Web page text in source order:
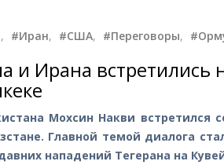
, #Иран, #США, #Переговоры,
и Ирана встретились
Мохсин Накви встретился
Главной темой диалога
нападений Тегерана на